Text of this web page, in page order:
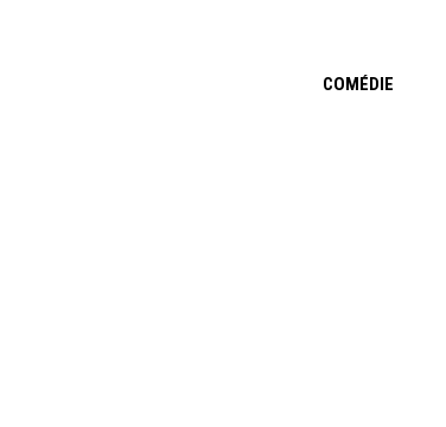
COMÉDIE